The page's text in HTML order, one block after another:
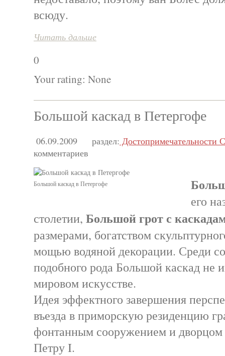
всюду.
Читать дальше
0
Your rating: None
Большой каскад в Петергофе
06.09.2009 раздел: Достопримечательности
комментариев
Большой каскад в Петергофе
его
столетии, Большой грот с
размерами, богатством
мощью водяной декорации. Среди
подобного рода Большой каскад не
мировом искусстве.
Идея эффектного завершения
въезда в приморскую резиденцию
фонтанным сооружением и
Петру I.